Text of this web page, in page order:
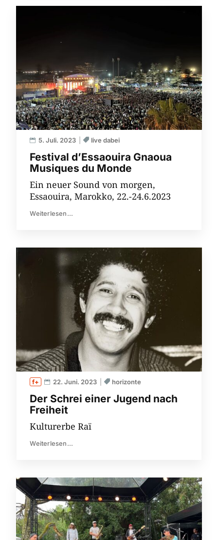
Festival d’Essaouira Gnaoua
Musiques du Monde
5. Juli. 2023 live dabei
Ein neuer Sound von morgen,
Essaouira, Marokko, 22.-24.6.2023
Weiterlesen...
Der Schrei einer Jugend nach
Freiheit
22. Juni. 2023 horizonte
Kulturerbe Raï
Weiterlesen...